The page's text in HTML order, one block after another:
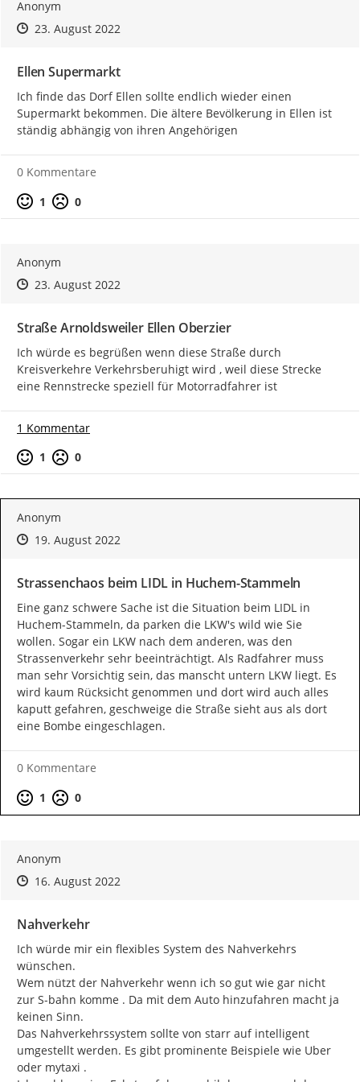
Anonym
Zeitpunkt des Erstellens
Zeitpunkt des Erstellens
23. August 2022Zur Äußerung
Ellen Supermarkt
Ich finde das Dorf Ellen sollte endlich wieder einen
Supermarkt bekommen. Die ältere Bevölkerung in Ellen ist
ständig abhängig von ihren Angehörigen
0 Kommentare
Positive Bewertung
1 Negative Bewertung
0
Anonym
Zeitpunkt des Erstellens
Zeitpunkt des Erstellens
23. August 2022Zur Äußerung
Straße Arnoldsweiler Ellen Oberzier
Ich würde es begrüßen wenn diese Straße durch
Kreisverkehre Verkehrsberuhigt wird , weil diese Strecke
eine Rennstrecke speziell für Motorradfahrer ist
1 Kommentar
Positive Bewertung
1 Negative Bewertung
0
Anonym
Zeitpunkt des Erstellens
Zeitpunkt des Erstellens
19. August 2022Zur Äußerung
Strassenchaos beim LIDL in Huchem-Stammeln
Eine ganz schwere Sache ist die Situation beim LIDL in
Huchem-Stammeln, da parken die LKW's wild wie Sie
wollen. Sogar ein LKW nach dem anderen, was den
Strassenverkehr sehr beeinträchtigt. Als Radfahrer muss
man sehr Vorsichtig sein, das manscht untern LKW liegt. Es
wird kaum Rücksicht genommen und dort wird auch alles
kaputt gefahren, geschweige die Straße sieht aus als dort
eine Bombe eingeschlagen.
0 Kommentare
Positive Bewertung
1 Negative Bewertung
0
Anonym
Zeitpunkt des Erstellens
Zeitpunkt des Erstellens
16. August 2022Zur Äußerung
Nahverkehr
Ich würde mir ein flexibles System des Nahverkehrs
wünschen.
Wem nützt der Nahverkehr wenn ich so gut wie gar nicht
zur S-bahn komme . Da mit dem Auto hinzufahren macht ja
keinen Sinn.
Das Nahverkehrssystem sollte von starr auf intelligent
umgestellt werden. Es gibt prominente Beispiele wie Uber
oder mytaxi .